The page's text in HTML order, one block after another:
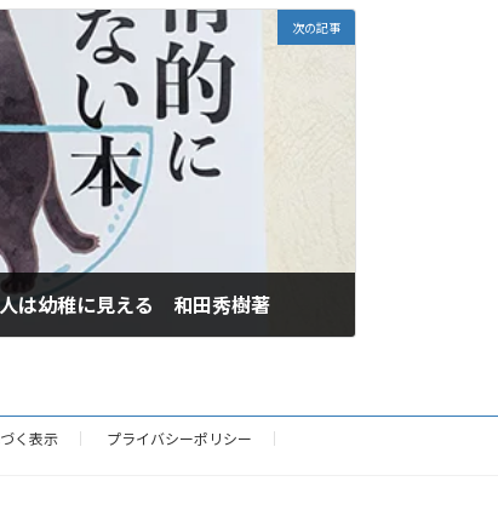
次の記事
は幼稚に見える 和田秀樹著
く表示 プライバシーポリシー